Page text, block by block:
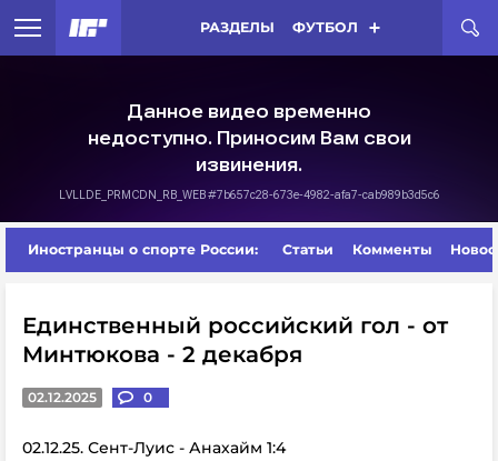
РАЗДЕЛЫ ФУТБОЛ
Иностранцы о спорте России: Статьи Комменты
Единственный российский гол - от
Минтюкова - 2 декабря
02.12.2025 0
02.12.25. Сент-Луис - Анахайм 1:4